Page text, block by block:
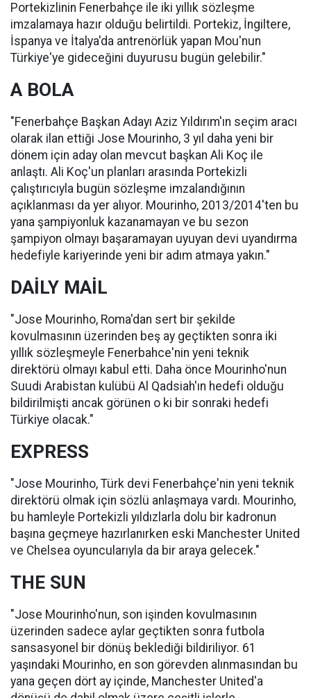
Portekizlinin Fenerbahçe ile iki yıllık sözleşme
imzalamaya hazır olduğu belirtildi. Portekiz, İngiltere,
İspanya ve İtalya'da antrenörlük yapan Mou'nun
Türkiye'ye gideceğini duyurusu bugün gelebilir."
A BOLA
"Fenerbahçe Başkan Adayı Aziz Yıldırım'ın seçim aracı
olarak ilan ettiği Jose Mourinho, 3 yıl daha yeni bir
dönem için aday olan mevcut başkan Ali Koç ile
anlaştı. Ali Koç'un planları arasında Portekizli
çalıştırıcıyla bugün sözleşme imzalandığının
açıklanması da yer alıyor. Mourinho, 2013/2014'ten bu
yana şampiyonluk kazanamayan ve bu sezon
şampiyon olmayı başaramayan uyuyan devi uyandırma
hedefiyle kariyerinde yeni bir adım atmaya yakın."
DAİLY MAİL
"Jose Mourinho, Roma'dan sert bir şekilde
kovulmasının üzerinden beş ay geçtikten sonra iki
yıllık sözleşmeyle Fenerbahce'nin yeni teknik
direktörü olmayı kabul etti. Daha önce Mourinho'nun
Suudi Arabistan kulübü Al Qadsiah'ın hedefi olduğu
bildirilmişti ancak görünen o ki bir sonraki hedefi
Türkiye olacak."
EXPRESS
"Jose Mourinho, Türk devi Fenerbahçe'nin yeni teknik
direktörü olmak için sözlü anlaşmaya vardı. Mourinho,
bu hamleyle Portekizli yıldızlarla dolu bir kadronun
başına geçmeye hazırlanırken eski Manchester United
ve Chelsea oyuncularıyla da bir araya gelecek."
THE SUN
"Jose Mourinho'nun, son işinden kovulmasının
üzerinden sadece aylar geçtikten sonra futbola
sansasyonel bir dönüş beklediği bildiriliyor. 61
yaşındaki Mourinho, en son görevden alınmasından bu
yana geçen dört ay içinde, Manchester United'a